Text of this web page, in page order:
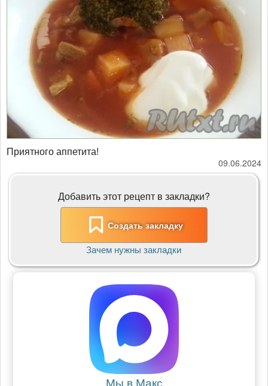
Приятного аппетита!
09.06.2024
Добавить этот рецепт в закладки?
Создать закладку
Зачем нужны закладки
Мы в Макс